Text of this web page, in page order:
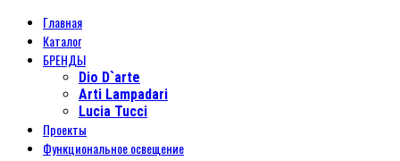
Главная
Каталог
БРЕНДЫ
Dio D`arte
Arti Lampadari
Lucia Tucci
Проекты
Функциональное освещение